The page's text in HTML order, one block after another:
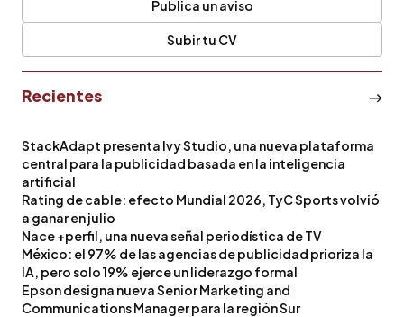
Publica un aviso
Subir tu CV
Recientes
StackAdapt presenta Ivy Studio, una nueva plataforma
central para la publicidad basada en la inteligencia
artificial
Rating de cable: efecto Mundial 2026, TyC Sports volvió
a ganar en julio
Nace +perfil, una nueva señal periodística de TV
México: el 97% de las agencias de publicidad prioriza la
IA, pero solo 19% ejerce un liderazgo formal
Epson designa nueva Senior Marketing and
Communications Manager para la región Sur